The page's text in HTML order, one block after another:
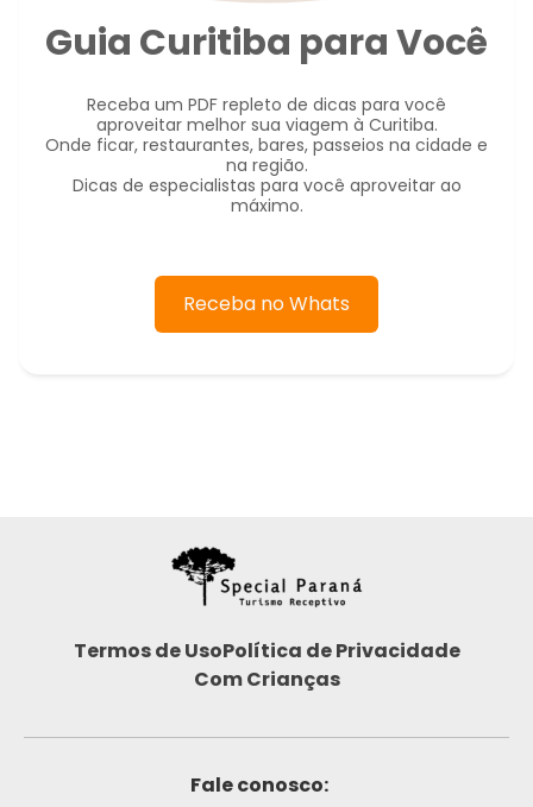
Guia Curitiba para Você
Receba um PDF repleto de dicas para você
aproveitar melhor sua viagem à Curitiba.
Onde ficar, restaurantes, bares, passeios na cidade e
na região.
Dicas de especialistas para você aproveitar ao
máximo.
Receba no Whats
Termos de UsoPolítica de Privacidade
Com Crianças
Fale conosco: